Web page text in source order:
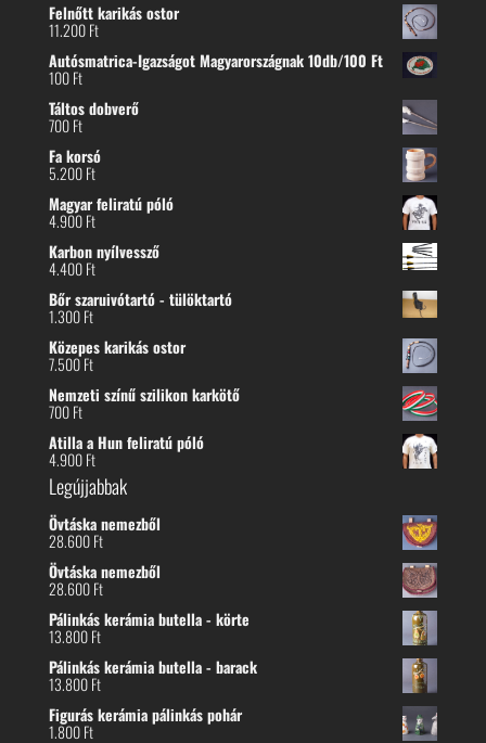
Felnőtt karikás ostor
11.200Ft
Autósmatrica-Igazságot Magyarországnak 10db/100 Ft
100Ft
Táltos dobverő
700Ft
Fa korsó
5.200Ft
Magyar feliratú póló
4.900Ft
Karbon nyílvessző
4.400Ft
Bőr szaruivótartó - tülöktartó
1.300Ft
Közepes karikás ostor
7.500Ft
Nemzeti színű szilikon karkötő
700Ft
Atilla a Hun feliratú póló
4.900Ft
Legújjabbak
Övtáska nemezből
28.600Ft
Övtáska nemezből
28.600Ft
Pálinkás kerámia butella - körte
13.800Ft
Pálinkás kerámia butella - barack
13.800Ft
Figurás kerámia pálinkás pohár
1.800Ft